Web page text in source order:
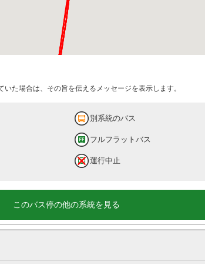
た場合は、その旨を伝えるメッセージを表示します。
別系統のバス
フルフラットバス
運行中止
このバス停の他の系統を見る